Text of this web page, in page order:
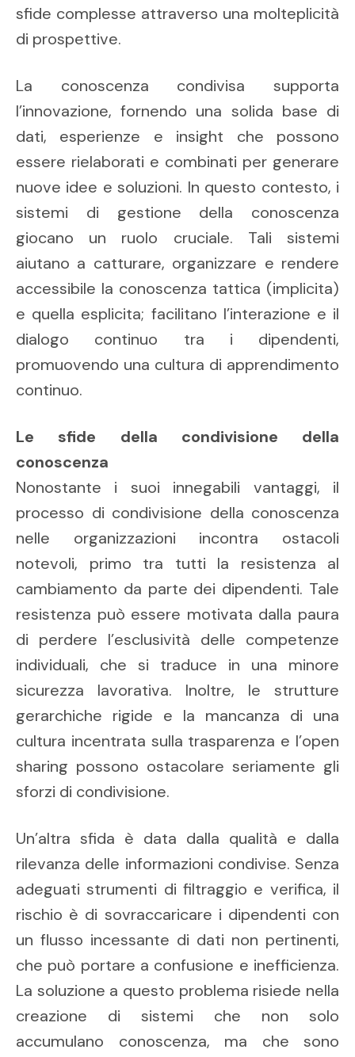
sfide complesse attraverso una molteplicità
di prospettive.
La conoscenza condivisa supporta
l’innovazione, fornendo una solida base di
dati, esperienze e insight che possono
essere rielaborati e combinati per generare
nuove idee e soluzioni. In questo contesto, i
sistemi di gestione della conoscenza
giocano un ruolo cruciale. Tali sistemi
aiutano a catturare, organizzare e rendere
accessibile la conoscenza tattica (implicita)
e quella esplicita; facilitano l’interazione e il
dialogo continuo tra i dipendenti,
promuovendo una cultura di apprendimento
continuo.
Le sfide della condivisione della
conoscenza
Nonostante i suoi innegabili vantaggi, il
processo di condivisione della conoscenza
nelle organizzazioni incontra ostacoli
notevoli, primo tra tutti la resistenza al
cambiamento da parte dei dipendenti. Tale
resistenza può essere motivata dalla paura
di perdere l’esclusività delle competenze
individuali, che si traduce in una minore
sicurezza lavorativa. Inoltre, le strutture
gerarchiche rigide e la mancanza di una
cultura incentrata sulla trasparenza e l’open
sharing possono ostacolare seriamente gli
sforzi di condivisione.
Un’altra sfida è data dalla qualità e dalla
rilevanza delle informazioni condivise. Senza
adeguati strumenti di filtraggio e verifica, il
rischio è di sovraccaricare i dipendenti con
un flusso incessante di dati non pertinenti,
che può portare a confusione e inefficienza.
La soluzione a questo problema risiede nella
creazione di sistemi che non solo
accumulano conoscenza, ma che sono